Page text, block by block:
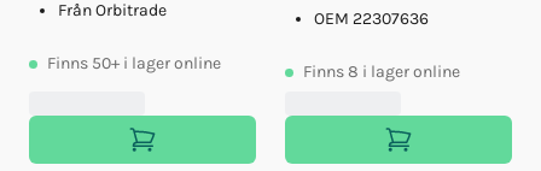
Från Orbitrade
Finns 50+ i lager online
OEM 22307636
Finns8 i lager online